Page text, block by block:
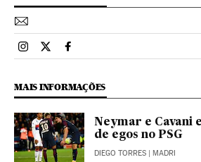
Esportes El País Brasil en Instagram
Esportes El País Brasil en Twitter
Esportes El País Brasil en
MAIS INFORMAÇÕES
Neymar e Cavani
de egos no PSG
DIEGO TORRES | MADRI